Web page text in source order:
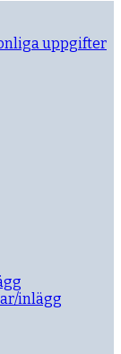
uppgifter
inlägg